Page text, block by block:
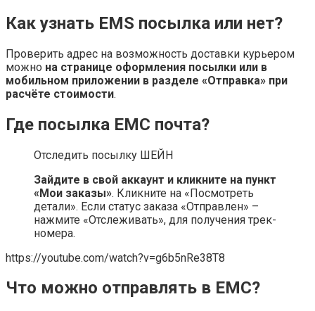
Как узнать EMS посылка или нет?
Проверить адрес на возможность доставки курьером
можно на странице оформления посылки или в
мобильном приложении в разделе «Отправка» при
расчёте стоимости.
Где посылка ЕМС почта?
Отследить посылку ШЕЙН
Зайдите в свой аккаунт и кликните на пункт
«Мои заказы». Кликните на «Посмотреть
детали». Если статус заказа «Отправлен» –
нажмите «Отслеживать», для получения трек-
номера.
https://youtube.com/watch?v=g6b5nRe38T8
Что можно отправлять в ЕМС?